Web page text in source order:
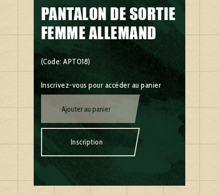
PANTALON DE SORTIE
FEMME ALLEMAND
(Code: APT018)
Inscrivez-vous pour accéder au panier
Ajouter au panier
Inscription